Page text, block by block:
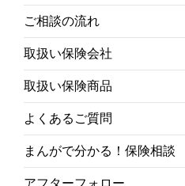
ご相談の流れ
取扱い保険会社
取扱い保険商品
よくあるご質問
まんがで分かる！保険相談
アフターフォロー